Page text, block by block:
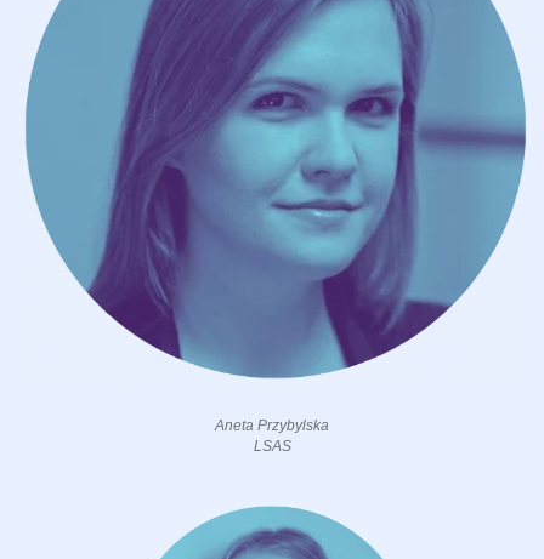
Aneta Przybylska
LSAS